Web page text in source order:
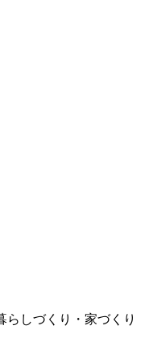
しづくり・家づくり